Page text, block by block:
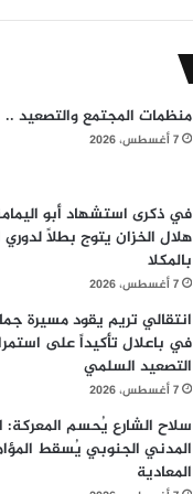
منظمات المجتمع والتصعيد ..
7 أغسطس، 2026
في ذكرى استشهاد أبو
هلال الخزان يتوج بطلاً لدوري
بالمكلا
7 أغسطس، 2026
انتقالي تريم يقود مسيرة
في باعلال تأكيداً على
التصعيد السلمي
7 أغسطس، 2026
سلاح الشارع يُحسم المعركة:
المدني الجنوبي يُسقط
المعادية